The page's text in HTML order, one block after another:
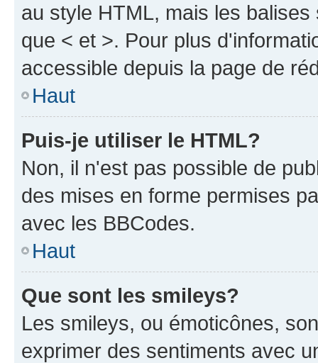
au style HTML, mais les
que < et >. Pour plus
accessible depuis la page de
Haut
Puis-je utiliser le HTML?
Non, il n'est pas possible de
des mises en forme permises
avec les BBCodes.
Haut
Que sont les smileys?
Les smileys, ou émoticônes,
exprimer des sentiments avec